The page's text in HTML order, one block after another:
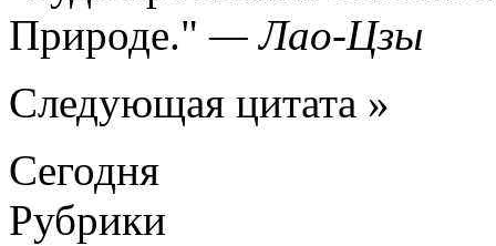
Природе.
—Лао-Цзы
Следующая цитата »
Сегодня
Рубрики